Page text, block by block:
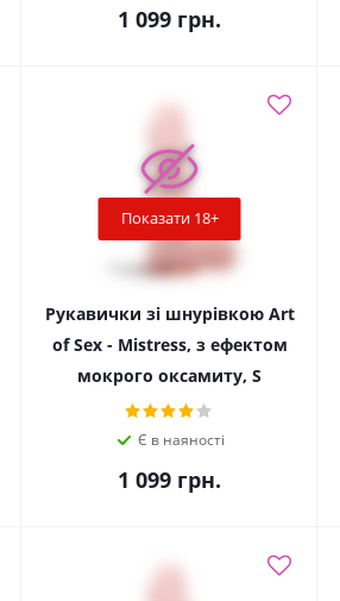
1 099 грн.
Показати 18+
Рукавички зі шнурівкою Art
of Sex - Mistress, з ефектом
мокрого оксамиту, S
Є в наяності
1 099 грн.